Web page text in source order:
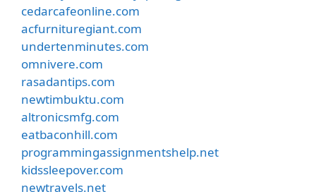
cedarcafeonline.com
acfurnituregiant.com
undertenminutes.com
omnivere.com
rasadantips.com
newtimbuktu.com
altronicsmfg.com
eatbaconhill.com
programmingassignmentshelp.net
kidssleepover.com
newtravels.net